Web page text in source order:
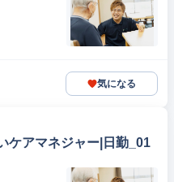
気になる
ケアマネジャー|日勤_01